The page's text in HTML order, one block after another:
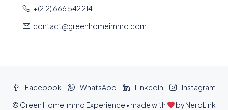
+(212) 666 542 214
contact@greenhomeimmo.com
Facebook WhatsApp Linkedin
Instagram
© Green Home Immo Experience • made with
byNeroLink